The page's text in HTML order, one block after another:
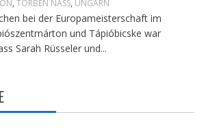
, TORBEN NASS, UNGARN
bei der Europameisterschaft im
und Tápióbicske war
Sarah Rüsseler und...